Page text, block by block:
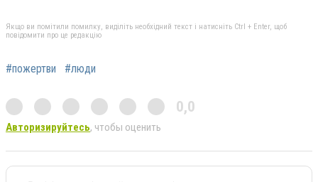
Якщо ви помітили помилку, виділіть необхідний текст і натисніть Ctrl + Enter, щоб
повідомити про це редакцію
#пожертви #люди
0,0
Авторизируйтесь, чтобы оценить